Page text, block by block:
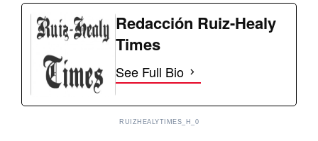
Redacción Ruiz-Healy
Times
See Full Bio
RUIZHEALYTIMES_H_0